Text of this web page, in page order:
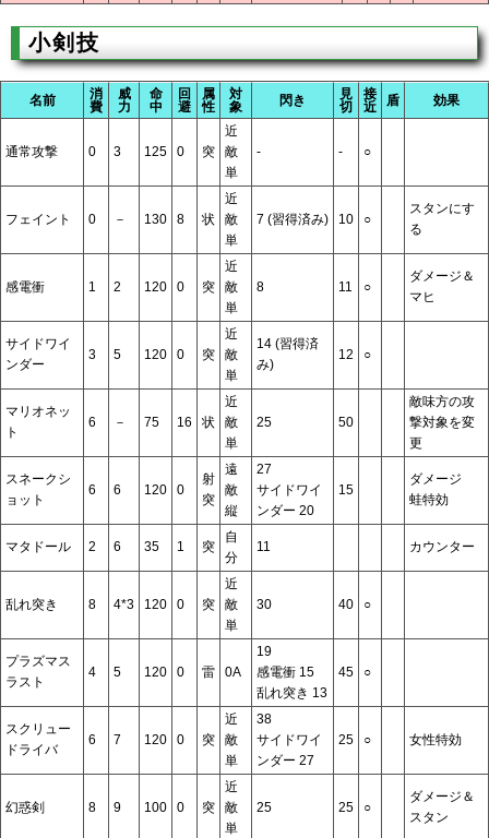
小剣技
名前
消
費
威
力
命
中
回
避
属
性
対
象
閃き
見
切
接
近
盾 効果
通常攻撃 0 3 125 0 突
近
敵
単
- - ○
フェイント 0 － 130 8 状
近
敵
単
7 (習得済み) 10 ○
スタンにす
る
感電衝 1 2 120 0 突
近
敵
単
8 11 ○
ダメージ＆
マヒ
サイドワイ
ンダー
3 5 120 0 突
近
敵
単
14 (習得済
み)
12 ○
マリオネッ
ト
6 － 75 16 状
近
敵
単
25 50
敵味方の攻
撃対象を変
更
スネークシ
ョット
6 6 120 0
射
突
遠
敵
縦
27
サイドワイ
ンダー 20
15
ダメージ
蛙特効
マタドール 2 6 35 1 突
自
分
11 カウンター
乱れ突き 8 4*3 120 0 突
近
敵
単
30 40 ○
プラズマス
ラスト
4 5 120 0 雷 0A
19
感電衝 15
乱れ突き 13
45 ○
スクリュー
ドライバ
6 7 120 0 突
近
敵
単
38
サイドワイ
ンダー 27
25 ○ 女性特効
幻惑剣 8 9 100 0 突
近
敵
単
25 25 ○
ダメージ＆
スタン